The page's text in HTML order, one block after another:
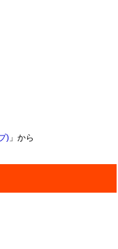
)」から